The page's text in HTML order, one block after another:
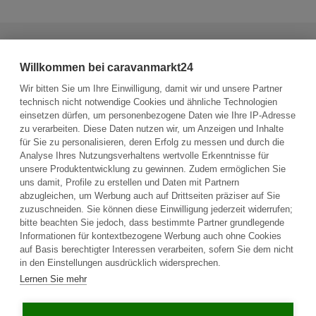
Sie haben die Möglichkeit, dem Verkäufer eine Nachricht zu
senden.
Frage an den Fahrzeughalter stellen
Plattform
Startseite
Über uns
AGB
Willkommen bei caravanmarkt24
Wir bitten Sie um Ihre Einwilligung, damit wir und unsere Partner
technisch nicht notwendige Cookies und ähnliche Technologien
einsetzen dürfen, um personenbezogene Daten wie Ihre IP-Adresse
zu verarbeiten. Diese Daten nutzen wir, um Anzeigen und Inhalte
für Sie zu personalisieren, deren Erfolg zu messen und durch die
Analyse Ihres Nutzungsverhaltens wertvolle Erkenntnisse für
unsere Produktentwicklung zu gewinnen. Zudem ermöglichen Sie
uns damit, Profile zu erstellen und Daten mit Partnern
abzugleichen, um Werbung auch auf Drittseiten präziser auf Sie
zuzuschneiden. Sie können diese Einwilligung jederzeit widerrufen;
bitte beachten Sie jedoch, dass bestimmte Partner grundlegende
Informationen für kontextbezogene Werbung auch ohne Cookies
auf Basis berechtigter Interessen verarbeiten, sofern Sie dem nicht
in den Einstellungen ausdrücklich widersprechen.
Lernen Sie mehr